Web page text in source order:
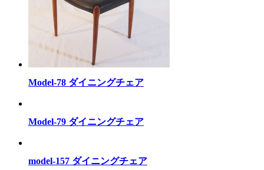
Model-78 ダイニングチェア
Model-79 ダイニングチェア
model-157 ダイニングチェア